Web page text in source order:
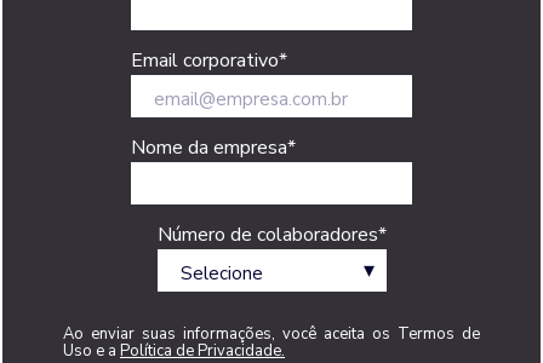
Email corporativo*
Nome da empresa*
Número de colaboradores*
Ao enviar suas informações, você aceita os Termos de
Uso e a Política de Privacidade.